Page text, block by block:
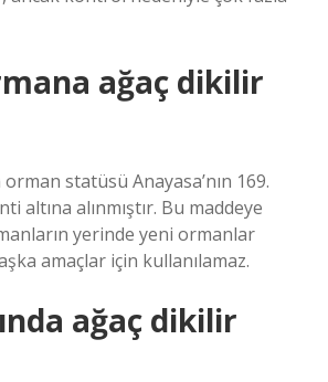
ağaç dikilir
orman statüsü Anayasa’nın 169.
altına alınmıştır. Bu maddeye
yerinde yeni ormanlar
amaçlar için kullanılamaz.
ağaç dikilir